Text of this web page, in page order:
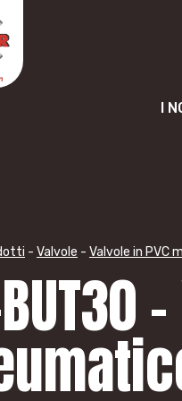
I
- Valvole - Valvole in PVC